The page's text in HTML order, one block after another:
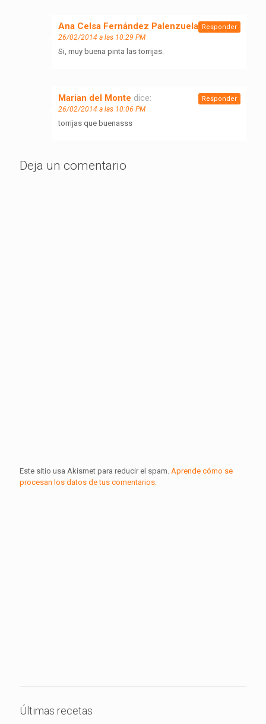
Ana Celsa Fernández Palenzuela dice:
26/02/2014 a las 10:29 PM
Si, muy buena pinta las torrijas.
Responder
Marian del Monte dice:
26/02/2014 a las 10:06 PM
torrijas que buenasss
Responder
Deja un comentario
Este sitio usa Akismet para reducir el spam. Aprende cómo se
procesan los datos de tus comentarios.
Últimas recetas